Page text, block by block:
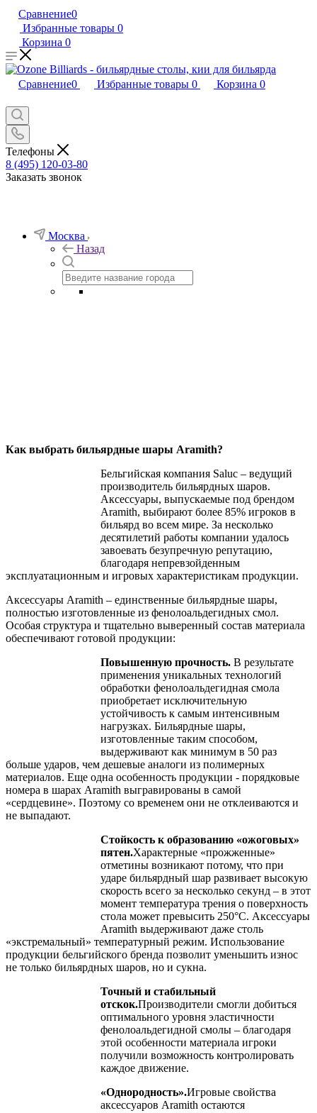
Сравнение0
Избранные товары 0
Корзина 0
Сравнение0 Избранные товары 0 Корзина 0
Телефоны
8 (495) 120-03-80
Заказать звонок
Москва
Назад
Как выбрать бильярдные шары Aramith?
Бельгийская компания Saluc – ведущий
производитель бильярдных шаров.
Аксессуары, выпускаемые под брендом
Aramith, выбирают более 85% игроков в
бильярд во всем мире. За несколько
десятилетий работы компании удалось
завоевать безупречную репутацию,
благодаря непревзойденным
эксплуатационным и игровых характеристикам продукции.
Аксессуары Aramith – единственные бильярдные шары,
полностью изготовленные из фенолоальдегидных смол.
Особая структура и тщательно выверенный состав материала
обеспечивают готовой продукции:
Повышенную прочность. В результате
применения уникальных технологий
обработки фенолоальдегидная смола
приобретает исключительную
устойчивость к самым интенсивным
нагрузках. Бильярдные шары,
изготовленные таким способом,
выдерживают как минимум в 50 раз
больше ударов, чем дешевые аналоги из полимерных
материалов. Еще одна особенность продукции - порядковые
номера в шарах Aramith выгравированы в самой
«сердцевине». Поэтому со временем они не отклеиваются и
не выпадают.
Стойкость к образованию «ожоговых»
пятен.Характерные «прожженные»
отметины возникают потому, что при
ударе бильярдный шар развивает высокую
скорость всего за несколько секунд – в этот
момент температура трения о поверхность
стола может превысить 250°C. Аксессуары
Aramith выдерживают даже столь
«экстремальный» температурный режим. Использование
продукции бельгийского бренда позволит уменьшить износ
не только бильярдных шаров, но и сукна.
Точный и стабильный
отскок.Производители смогли добиться
оптимального уровня эластичности
фенолоальдегидной смолы – благодаря
этой особенности материала игроки
получили возможность контролировать
каждое движение.
«Однородность».Игровые свойства
аксессуаров Aramith остаются